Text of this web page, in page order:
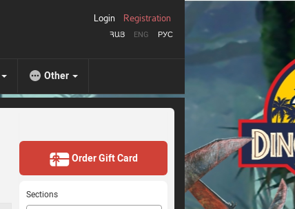
ՀԱՅ ENG РУС
Login Registration
Other
Order Gift Card
Sections